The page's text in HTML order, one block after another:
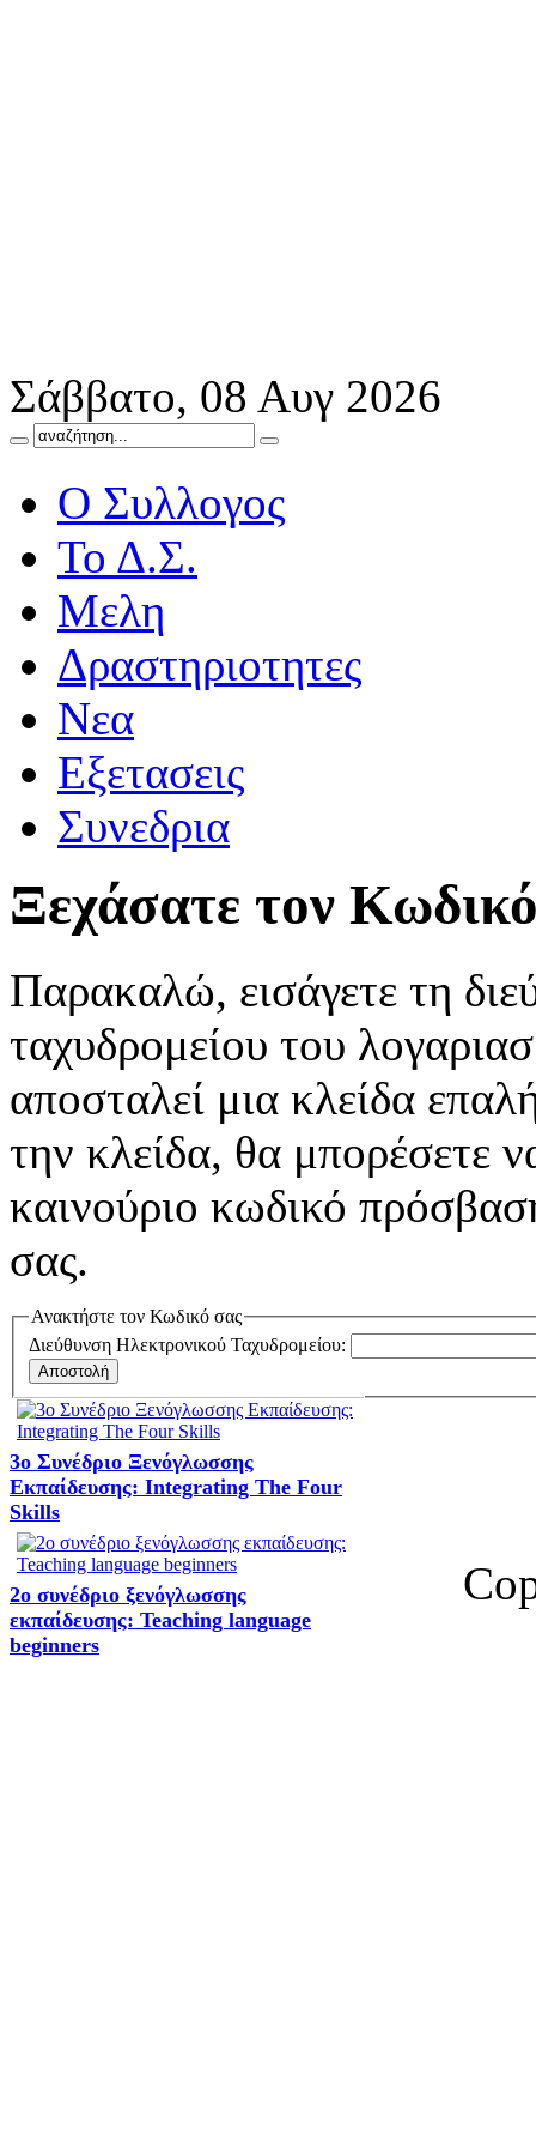
Σάββατο, 08 Αυγ 2026
Ο Συλλογος
Το Δ.Σ.
Μελη
Δραστηριοτητες
Νεα
Eξετασεις
Συνεδρια
Ξεχάσατε τον
Παρακαλώ, εισάγετε τη
ταχυδρομείου του
αποσταλεί μια κλείδα
την κλείδα, θα μπορέσετε
καινούριο κωδικό
σας.
Ανακτήστε τον Κωδικό σας
Διεύθυνση Ηλεκτρονικού Ταχυδρομείου:
Αποστολή
3ο Συνέδριο Ξενόγλωσσης
Εκπαίδευσης: Integrating The Four
Skills
2o συνέδριο ξενόγλωσσης
εκπαίδευσης: Teaching language
beginners